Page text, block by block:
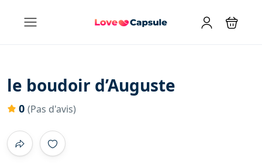
le boudoir d’Auguste
0 (Pas d'avis)